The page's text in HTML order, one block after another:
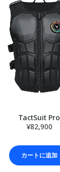
TactSuit Pro
¥82,900
カートに追加